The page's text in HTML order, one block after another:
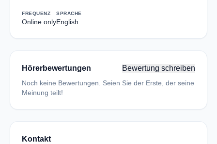
FREQUENZ
Online only
SPRACHE
English
Hörerbewertungen Bewertung schreiben
Noch keine Bewertungen. Seien Sie der Erste, der seine
Meinung teilt!
Kontakt